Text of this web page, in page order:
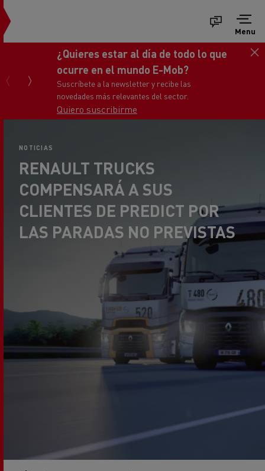
Menu
Consigue tu nuevo Renault
Master
Ponte en contacto con nosotros
RENAULT TRUCKS
COMPENSARÁ A SUS
CLIENTES DE PREDICT POR
LAS PARADAS NO PREVISTAS
News & Events